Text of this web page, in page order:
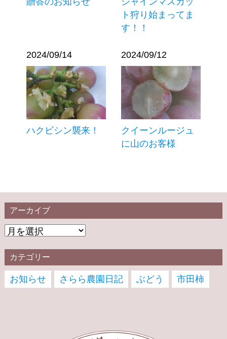
ト狩り始まってま
す！！
2024/09/14
ハクビシン襲来！
2024/09/12
クイーンルージュ
に山のお客様
アーカイブ
カテゴリー
お知らせ さらら農園日記 ぶどう 市田柿